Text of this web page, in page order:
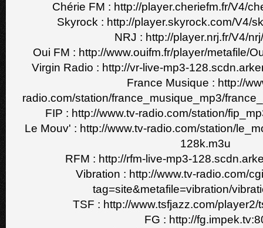
Chérie FM : http://player.cheriefm.fr/V4/
Skyrock : http://player.skyrock.com/V4/
NRJ : http://player.nrj.fr/V4/
Oui FM : http://www.ouifm.fr/player/metafile/
Virgin Radio : http://vr-live-mp3-
France Musique : http://
radio.com/station/france_musique_mp3/
FIP : http://www.tv-radio.com/station/
Le Mouv' : http://www.tv-radio.com/station/
128k.m3u
RFM : http://rfm-live-mp3-
Vibration : http://www.tv-radio.com/
tag=site&metafile=vibration/
TSF : http://www.tsfjazz.com/player2/
FG : http://